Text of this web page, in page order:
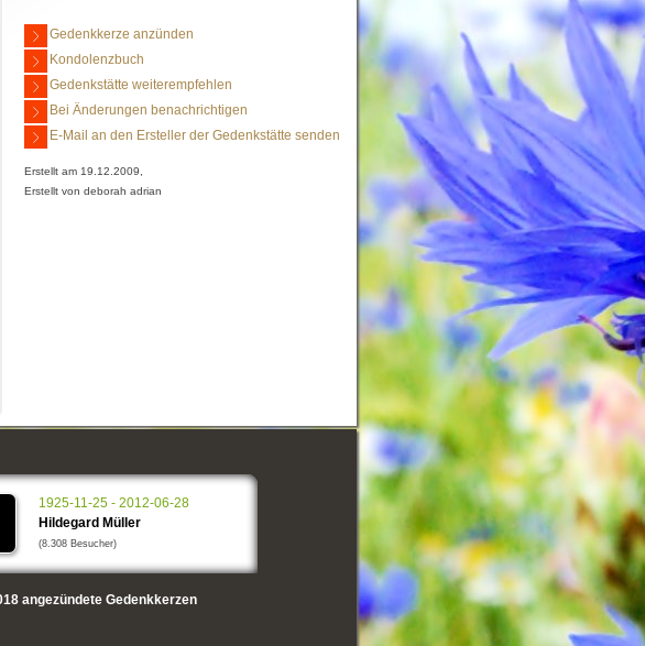
Gedenkkerze anzünden
Kondolenzbuch
Gedenkstätte weiterempfehlen
Bei Änderungen benachrichtigen
E-Mail an den Ersteller der Gedenkstätte senden
Erstellt am 19.12.2009,
Erstellt von deborah adrian
1925-11-25 - 2012-06-28
Hildegard Müller
(8.308 Besucher)
angezündete Gedenkkerzen